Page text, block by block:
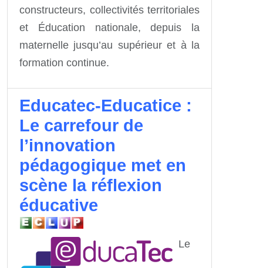
constructeurs, collectivités territoriales
et Éducation nationale, depuis la
maternelle jusqu’au supérieur et à la
formation continue.
Educatec-Educatice :
Le carrefour de
l’innovation
pédagogique met en
scène la réflexion
éducative
Le